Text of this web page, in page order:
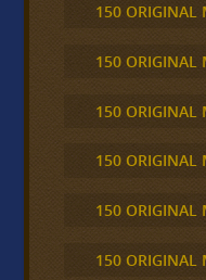
150 ORIGINAL
150 ORIGINAL
150 ORIGINAL
150 ORIGINAL
150 ORIGINAL
150 ORIGINAL